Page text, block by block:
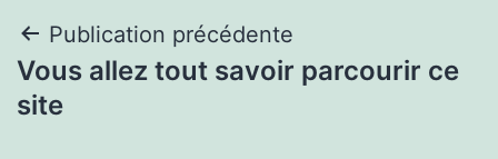
Navigation
de
Publication précédente
Vous allez tout savoir parcourir ce
site